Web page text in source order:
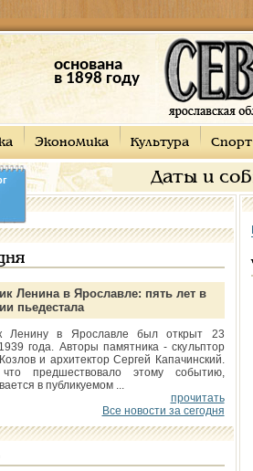
основана
в 1898 году
Экономика Культура Спорт
Даты и
Ленина в Ярославле: пять лет в
пьедестала
Ленину в Ярославле был открыт 23
года. Авторы памятника - скульптор
и архитектор Сергей Капачинский.
предшествовало этому событию,
в публикуемом ...
прочитать
Все новости за сегодня